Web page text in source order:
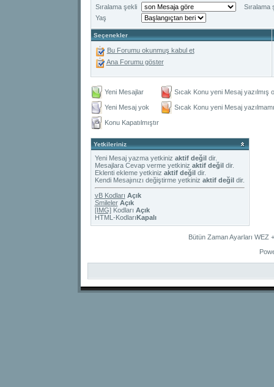
Sıralama şekli
Sıralama
Yaş
Seçenekler
Bu Forumu okunmuş kabul et
Ana Forumu göster
Yeni Mesajlar Sıcak Konu yeni Mesaj yazılmış
Yeni Mesaj yok Sıcak Konu yeni Mesaj
Konu Kapatılmıştır
Yetkileriniz
Yeni Mesaj yazma yetkiniz aktif değildir.
Mesajlara Cevap verme yetkiniz aktif değildir.
Eklenti ekleme yetkiniz aktif değildir.
Kendi Mesajınızı değiştirme yetkiniz aktif değildir.
vB Kodları Açık
Smileler Açık
[IMG]Kodları Açık
HTML-KodlarıKapalı
Bütün Zaman Ayarları WEZ